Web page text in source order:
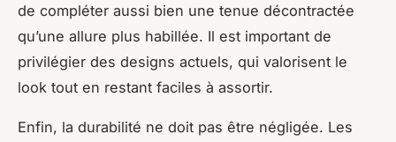
de compléter aussi bien une tenue décontractée
qu’une allure plus habillée. Il est important de
privilégier des designs actuels, qui valorisent le
look tout en restant faciles à assortir.
Enfin, la durabilité ne doit pas être négligée. Les